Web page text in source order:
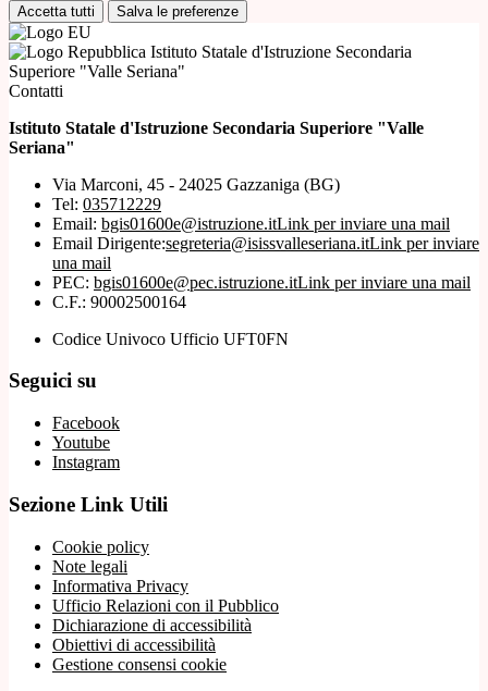
Accetta tutti Salva le preferenze
Istituto Statale d'Istruzione Secondaria
Superiore "Valle Seriana"
Contatti
Istituto Statale d'Istruzione Secondaria Superiore "Valle
Seriana"
Via Marconi, 45 - 24025 Gazzaniga (BG)
Tel: 035712229
Email: bgis01600e@istruzione.itLink per inviare una mail
Email Dirigente:segreteria@isissvalleseriana.itLink per inviare
una mail
PEC: bgis01600e@pec.istruzione.itLink per inviare una mail
C.F.: 90002500164
Codice Univoco Ufficio UFT0FN
Seguici su
Facebook
Youtube
Instagram
Sezione Link Utili
Cookie policy
Note legali
Informativa Privacy
Ufficio Relazioni con il Pubblico
Dichiarazione di accessibilità
Obiettivi di accessibilità
Gestione consensi cookie